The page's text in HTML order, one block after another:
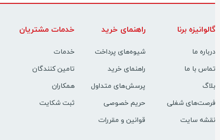
برنا
ما
با ما
شغلی
سایت
راهنمای خرید
شیوه‌های پرداخت
راهنمای خرید
پرسش‌های متداول
حریم خصوصی
قوانین و مقررات
خدمات مشتریان
خدمات
تامین کنندگان
همکاران
ثبت شکایت